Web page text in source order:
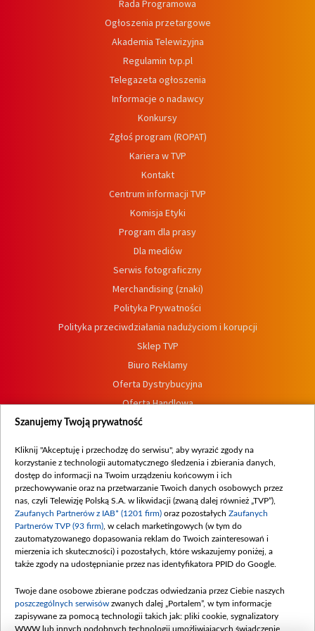
Rada Programowa
Ogłoszenia przetargowe
Akademia Telewizyjna
Regulamin tvp.pl
Telegazeta ogłoszenia
Informacje o nadawcy
Konkursy
Zgłoś program (ROPAT)
Kariera w TVP
Kontakt
Centrum informacji TVP
Komisja Etyki
Program dla prasy
Dla mediów
Serwis fotograficzny
Merchandising (znaki)
Polityka Prywatności
Polityka przeciwdziałania nadużyciom i korupcji
Sklep TVP
Biuro Reklamy
Oferta Dystrybucyjna
Oferta Handlowa
Dostępność
Procedura zgłoszeń wewnętrznych
Szanujemy Twoją prywatność
Kliknij "Akceptuję i przechodzę do serwisu", aby wyrazić zgody na
korzystanie z technologii automatycznego śledzenia i zbierania danych,
dostęp do informacji na Twoim urządzeniu końcowym i ich
przechowywanie oraz na przetwarzanie Twoich danych osobowych przez
nas, czyli Telewizję Polską S.A. w likwidacji (zwaną dalej również „TVP”),
Zaufanych Partnerów z IAB* (1201 firm) oraz pozostałych Zaufanych
Partnerów TVP (93 firm) , w celach marketingowych (w tym do
zautomatyzowanego dopasowania reklam do Twoich zainteresowań i
mierzenia ich skuteczności) i pozostałych, które wskazujemy poniżej, a
także zgody na udostępnianie przez nas identyfikatora PPID do Google.
Twoje dane osobowe zbierane podczas odwiedzania przez Ciebie naszych
poszczególnych serwisów zwanych dalej „Portalem”, w tym informacje
zapisywane za pomocą technologii takich jak: pliki cookie, sygnalizatory
WWW lub innych podobnych technologii umożliwiających świadczenie